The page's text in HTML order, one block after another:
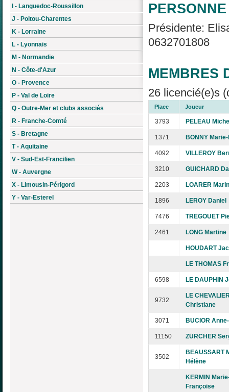
I - Languedoc-Roussillon
J - Poitou-Charentes
K - Lorraine
L - Lyonnais
M - Normandie
N - Côte-d'Azur
O - Provence
P - Val de Loire
Q - Outre-Mer et clubs associés
R - Franche-Comté
S - Bretagne
T - Aquitaine
V - Sud-Est-Francilien
W - Auvergne
X - Limousin-Périgord
Y - Var-Esterel
Présidente:
0632701808
MEMBRES
26 licencié(e)s
Place Joueur
3793 PELEAU
1371 BONNY
4092 VILLEROY
3210 GUICHARD
2203 LOARER
1896 LEROY Daniel
7476 TREGOUET
2461 LONG Martine
HOUDART
LE THOMAS
6598 LE DAUPHIN
9732
LE
Christiane
3071 BUCIOR
11150 ZÜRCHER
3502
BEAUSSART
Hélène
KERMIN
Françoise